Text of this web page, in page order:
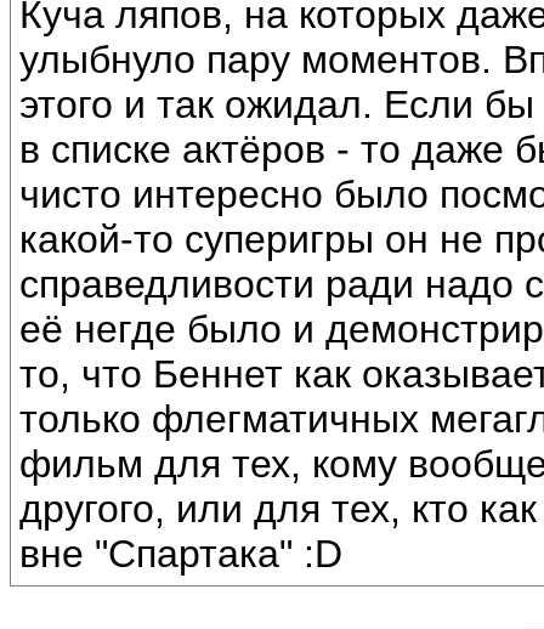
Куча ляпов, на которых
улыбнуло пару моментов.
этого и так ожидал. Если
в списке актёров - то даже
чисто интересно было
какой-то суперигры он не
справедливости ради надо
её негде было и
то, что Беннет как
только флегматичных
фильм для тех, кому
другого, или для тех, кто
вне "Спартака" :D